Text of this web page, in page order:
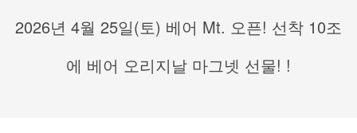
2026년 4월 25일(토) 베어 Mt. 오픈! 선착 10조
에 베어 오리지날 마그넷 선물! !